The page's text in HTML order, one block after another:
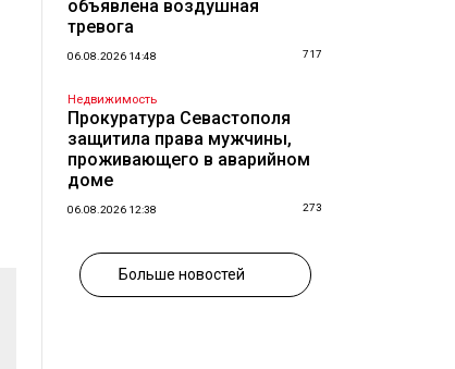
объявлена воздушная
тревога
06.08.2026 14:48 717
Недвижимость
Прокуратура Севастополя
защитила права мужчины,
проживающего в аварийном
доме
06.08.2026 12:38 273
Больше новостей